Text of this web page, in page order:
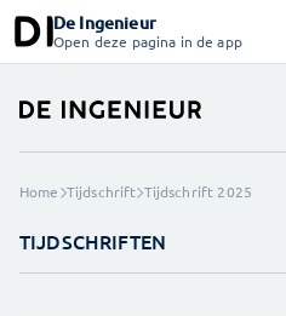
De Ingenieur
Open deze pagina in de app
Home Tijdschrift Tijdschrift 2025
TIJDSCHRIFTEN